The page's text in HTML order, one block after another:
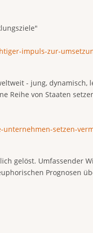
impuls-zur-
- jung, dynamisch,
Reihe von Staaten
setzen-
gelöst. Umfassender
Prognosen